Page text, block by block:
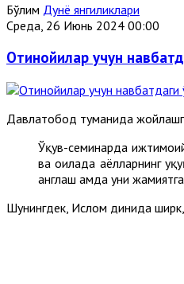
Бўлим Дунё янгиликлари
Среда, 26 Июнь 2024 00:00
Отинойилар учун
Давлатобод туманида
Ўқув-семинарда
ва оилада аёлларнинг
англаш ҳамда уни
Шунингдек, Ислом динида